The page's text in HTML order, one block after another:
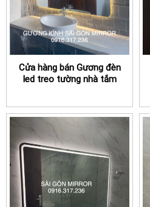
Cửa hàng bán Gương đèn
led treo tường nhà tắm